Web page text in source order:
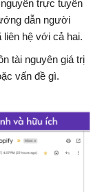
trực tuyến
dẫn người
hệ với cả hai.
tài nguyên giá trị
vấn đề gì.